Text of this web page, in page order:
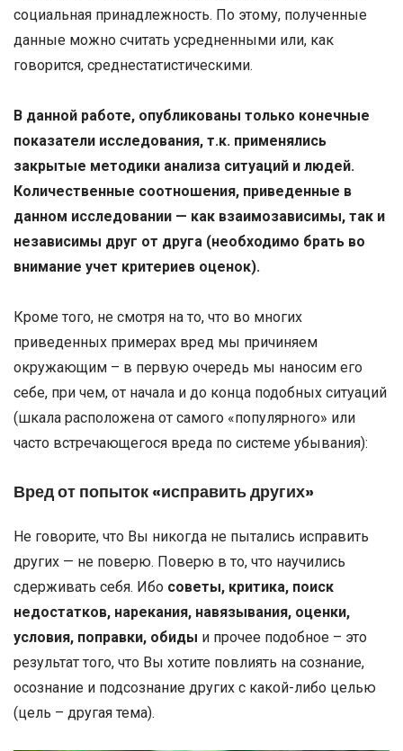
социальная принадлежность. По этому, полученные
данные можно считать усредненными или, как
говорится, среднестатистическими.
В данной работе, опубликованы только конечные
показатели исследования, т.к. применялись
закрытые методики анализа ситуаций и людей.
Количественные соотношения, приведенные в
данном исследовании — как взаимозависимы, так и
независимы друг от друга (необходимо брать во
внимание учет критериев оценок).
Кроме того, не смотря на то, что во многих
приведенных примерах вред мы причиняем
окружающим – в первую очередь мы наносим его
себе, при чем, от начала и до конца подобных ситуаций
(шкала расположена от самого «популярного» или
часто встречающегося вреда по системе убывания):
Вред от попыток «исправить других»
Не говорите, что Вы никогда не пытались исправить
других — не поверю. Поверю в то, что научились
сдерживать себя. Ибо советы, критика, поиск
недостатков, нарекания, навязывания, оценки,
условия, поправки, обиды и прочее подобное – это
результат того, что Вы хотите повлиять на сознание,
осознание и подсознание других с какой-либо целью
(цель – другая тема).